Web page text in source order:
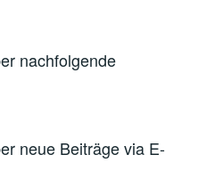
nachfolgende
neue Beiträge via E-